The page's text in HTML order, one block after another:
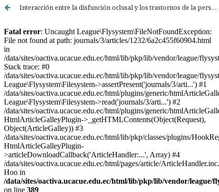
Interacción entre la disfunción oclusal y los trastornos de la personalidad: implicaciones clínicas y psicosociales en la salud bucomaxilofacial